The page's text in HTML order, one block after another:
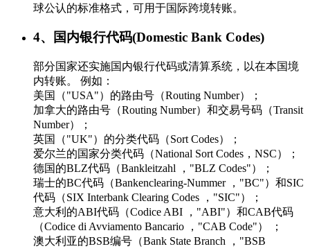
球公认的标准格式，可用于国际跨境转账。
4、国内银行代码(Domestic Bank Codes)
部分国家还实施国内银行代码或清算系统，以在本国境
内转账。 例如：
美国（"USA"）的路由号（Routing Number）；
加拿大的路由号（Routing Number）和交易号码（Transit
Number）；
英国（"UK"）的分类代码（Sort Codes）；
爱尔兰的国家分类代码（National Sort Codes，NSC）；
德国的BLZ代码（Bankleitzahl ，"BLZ Codes"）；
瑞士的BC代码（Bankenclearing-Nummer ，"BC"）和SIC
代码（SIX Interbank Clearing Codes ，"SIC"）；
意大利的ABI代码（Codice ABI ，"ABI"）和CAB代码
（Codice di Avviamento Bancario ，"CAB Code"） ；
澳大利亚的BSB编号（Bank State Branch ，"BSB